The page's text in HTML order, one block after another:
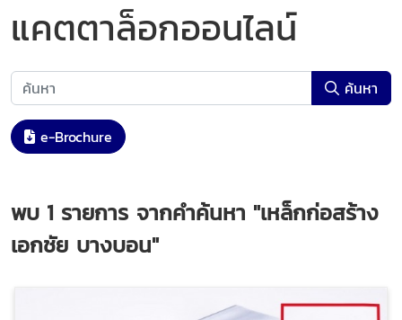
แคตตาล็อกออนไลน์
ค้นหา
e-Brochure
พบ 1 รายการ จากคำค้นหา "เหล็กก่อสร้าง
เอกชัย บางบอน"